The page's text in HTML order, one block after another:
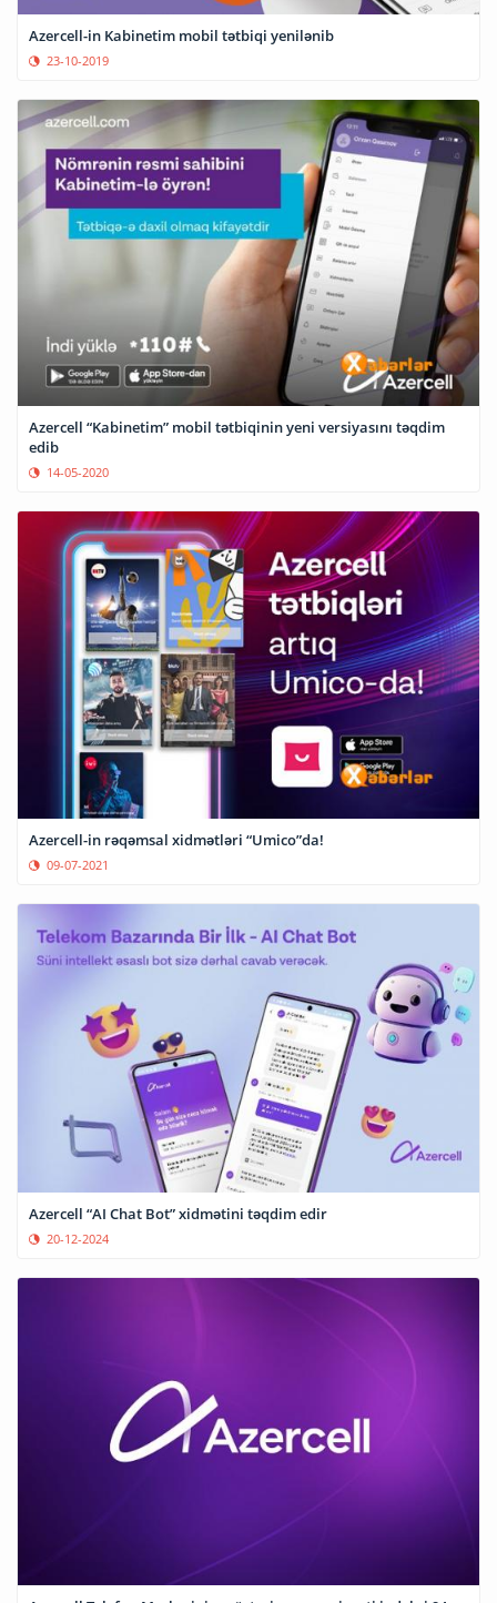
Azercell-in Kabinetim mobil tətbiqi yenilənib
23-10-2019
Azercell “Kabinetim” mobil tətbiqinin yeni versiyasını təqdim
edib
14-05-2020
Azercell-in rəqəmsal xidmətləri “Umico”da!
09-07-2021
Azercell “AI Chat Bot” xidmətini təqdim edir
20-12-2024